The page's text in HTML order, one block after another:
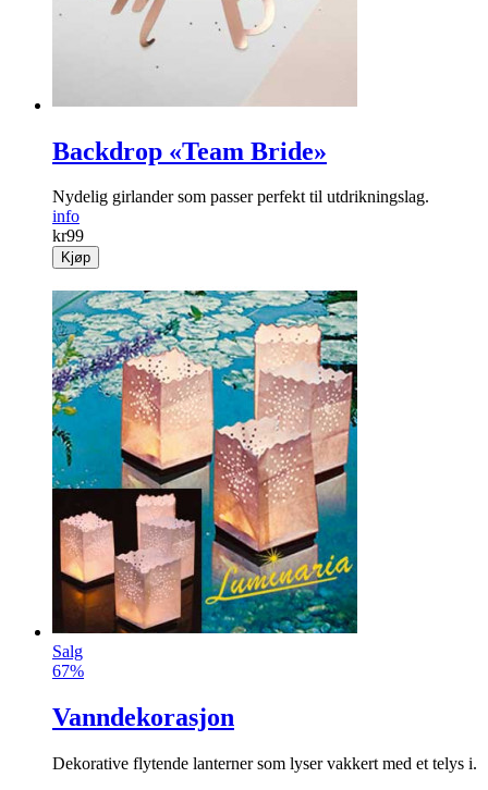
Backdrop «Team Bride»
Nydelig girlander som passer perfekt til utdrikningslag.
info
kr99
Kjøp
Salg
67%
Vanndekorasjon
Dekorative flytende lanterner som lyser vakkert med et telys i.